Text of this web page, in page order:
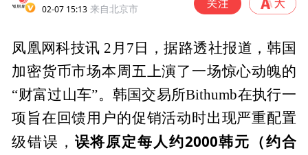
02-07 15:13 来自北京市
凤凰网科技讯 2月7日，据路透社报道，韩国
加密货币市场本周五上演了一场惊心动魄的
“财富过山车”。韩国交易所Bithumb在执行一
项旨在回馈用户的促销活动时出现严重配置
级错误， 误将原定每人约2000韩元（约合